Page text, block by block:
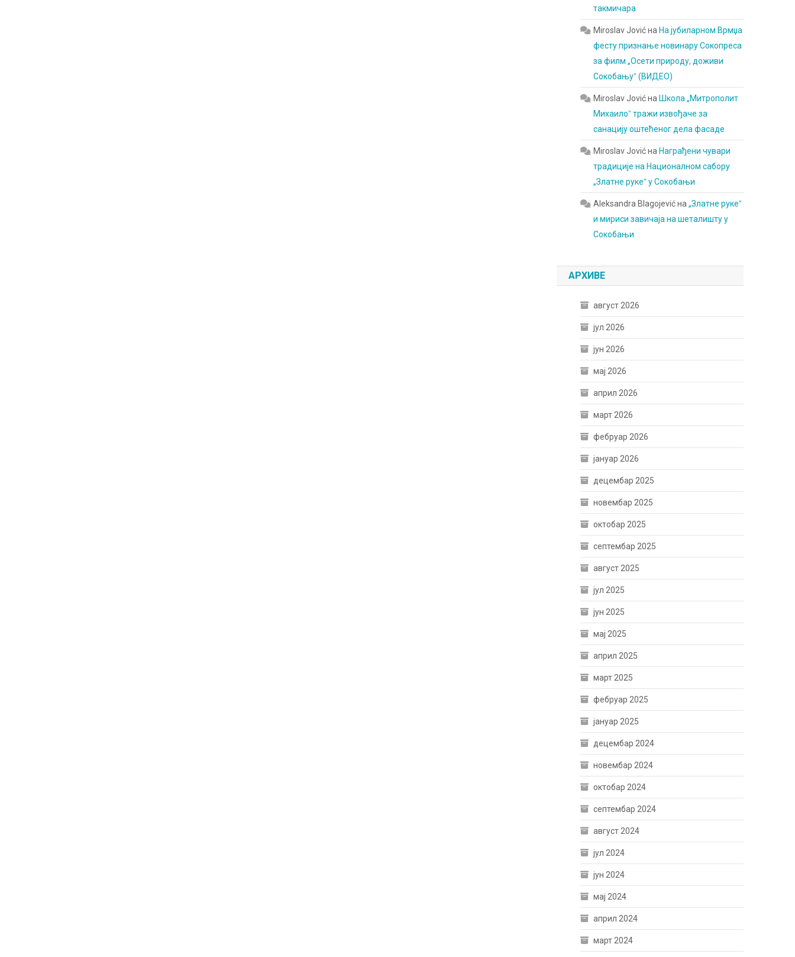
такмичара
Miroslav Jovićна На јубиларном Врмџа
фесту признање новинару Сокопреса
за филм „Осети природу, доживи
Сокобањуˮ (ВИДЕО)
Miroslav Jovićна Школа „Митрополит
Михаилоˮ тражи извођаче за
санацију оштећеног дела фасаде
Miroslav Jovićна Награђени чувари
традиције на Националном сабору
„Златне рукеˮ у Сокобањи
Aleksandra Blagojevićна„Златне рукеˮ
и мириси завичаја на шеталишту у
Сокобањи
АРХИВЕ
август 2026
јул 2026
јун 2026
мај 2026
април 2026
март 2026
фебруар 2026
јануар 2026
децембар 2025
новембар 2025
октобар 2025
септембар 2025
август 2025
јул 2025
јун 2025
мај 2025
април 2025
март 2025
фебруар 2025
јануар 2025
децембар 2024
новембар 2024
октобар 2024
септембар 2024
август 2024
јул 2024
јун 2024
мај 2024
април 2024
март 2024